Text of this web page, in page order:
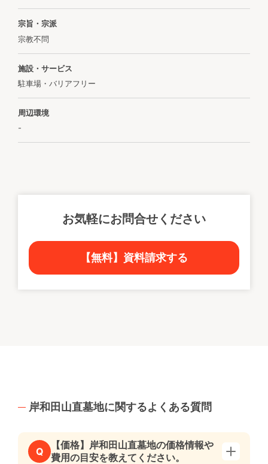
宗旨・宗派
宗教不問
施設・サービス
駐車場・バリアフリー
周辺環境
-
お気軽にお問合せください
【無料】資料請求する
岸和田山直墓地に関するよくある質問
Q
【価格】岸和田山直墓地の価格情報や
費用の目安を教えてください。